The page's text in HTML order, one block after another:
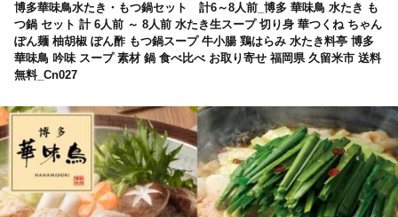
博多華味鳥水たき・もつ鍋セット 計6～8人前_博多 華味鳥 水たき も
つ鍋 セット 計 6人前 ～ 8人前 水たき生スープ 切り身 華つくね ちゃん
ぽん麺 柚胡椒 ぽん酢 もつ鍋スープ 牛小腸 鶏はらみ 水たき料亭 博多
華味鳥 吟味 スープ 素材 鍋 食べ比べ お取り寄せ 福岡県 久留米市 送料
無料_Cn027